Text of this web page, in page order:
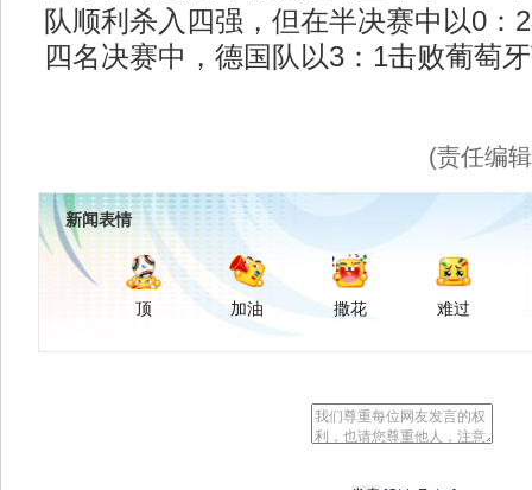
队顺利杀入四强，但在半决赛中以0：
四名决赛中，德国队以3：1击败葡萄
(责任编
新闻表情
顶 加油 撒花 难过